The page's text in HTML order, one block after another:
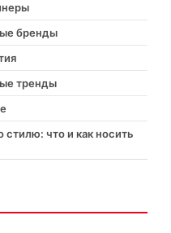
бренды
тренды
стилю: что и как носить